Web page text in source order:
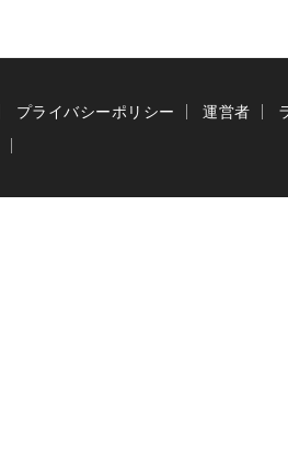
プライバシーポリシー 運営者